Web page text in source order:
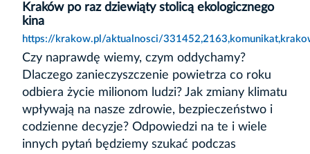
Kraków po raz dziewiąty stolicą ekologicznego
kina
https://krakow.pl/aktualnosci/
Czy naprawdę wiemy, czym oddychamy?
Dlaczego zanieczyszczenie powietrza co roku
odbiera życie milionom ludzi? Jak zmiany klimatu
wpływają na nasze zdrowie, bezpieczeństwo i
codzienne decyzje? Odpowiedzi na te i wiele
innych pytań będziemy szukać podczas